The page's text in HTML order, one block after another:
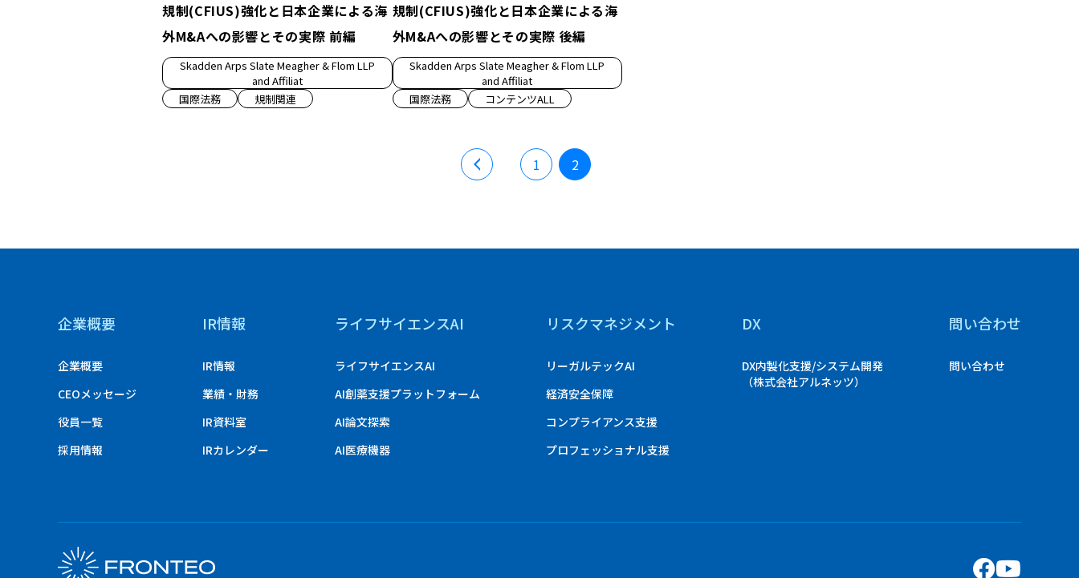
規制(CFIUS)強化と日本企業による海
外M&Aへの影響とその実際 前編
Skadden Arps Slate Meagher & Flom LLP
and Affiliat
国際法務
規制関連
規制(CFIUS)強化と日本企業による海
外M&Aへの影響とその実際 後編
Skadden Arps Slate Meagher & Flom LLP
and Affiliat
国際法務
コンテンツALL
1 2
企業概要
企業概要
CEOメッセージ
役員一覧
採用情報
IR情報
IR情報
業績・財務
IR資料室
IRカレンダー
ライフサイエンスAI
ライフサイエンスAI
AI創薬支援プラットフォーム
AI論文探索
AI医療機器
リスクマネジメント
リーガルテックAI
経済安全保障
コンプライアンス支援
プロフェッショナル支援
DX
DX内製化支援/システム開発
（株式会社アルネッツ）
問い合わせ
問い合わせ